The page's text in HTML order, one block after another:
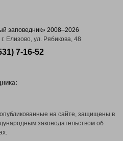
заповедник» 2008–2026
Елизово, ул. Рябикова, 48
7-16-52
на сайте, защищены в
законодательством об